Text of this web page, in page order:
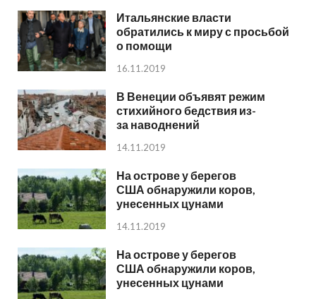
Итальянские власти
обратились к миру с просьбой
о помощи
16.11.2019
В Венеции объявят режим
стихийного бедствия из-
за наводнений
14.11.2019
На острове у берегов
США обнаружили коров,
унесенных цунами
14.11.2019
На острове у берегов
США обнаружили коров,
унесенных цунами